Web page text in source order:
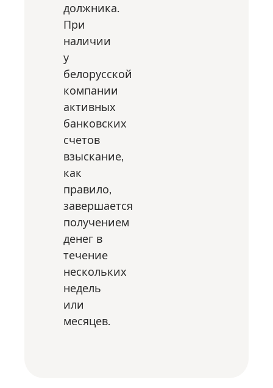
должника.
При
наличии
у
белорусской
компании
активных
банковских
счетов
взыскание,
как
правило,
завершается
получением
денег в
течение
нескольких
недель
или
месяцев.